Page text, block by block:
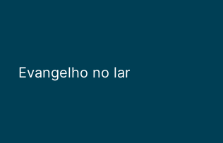
Abrir
Evangelho no lar